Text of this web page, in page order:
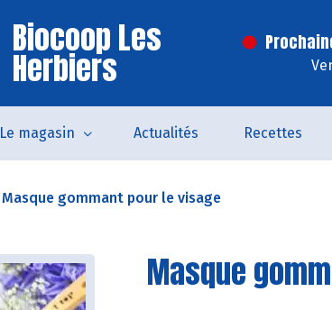
Biocoop Les
Herbiers
Le magasin Actualités Recettes
Masque gommant pour le visage
Masque